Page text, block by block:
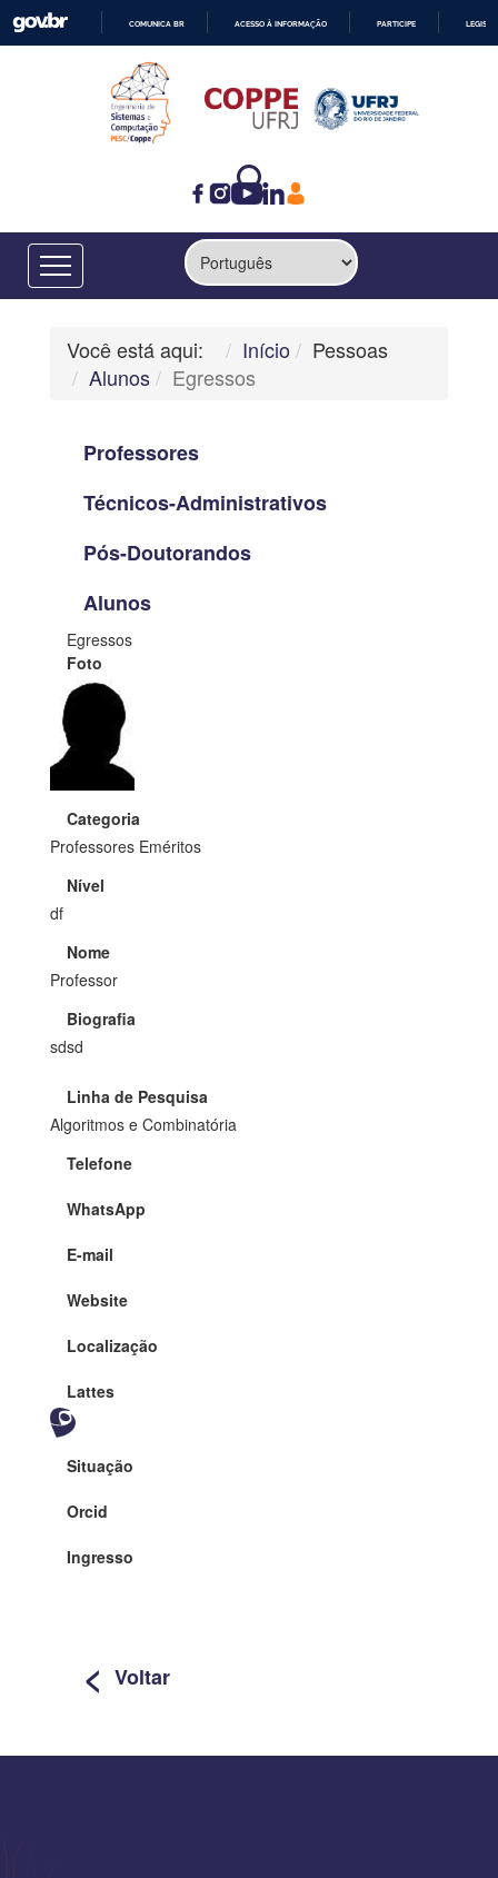
CONTEÚDO
COMUNICA BR ACESSO À INFORMAÇÃO PARTICIPE
Você está aqui: Início
Pessoas
Alunos
Egressos
Professores
Técnicos-Administrativos
Pós-Doutorandos
Alunos
Egressos
Foto
Categoria
Professores Eméritos
Nível
df
Nome
Professor
Biografia
sdsd
Linha de Pesquisa
Algoritmos e Combinatória
Telefone
WhatsApp
E-mail
Website
Localização
Lattes
Situação
Orcid
Ingresso
< Voltar